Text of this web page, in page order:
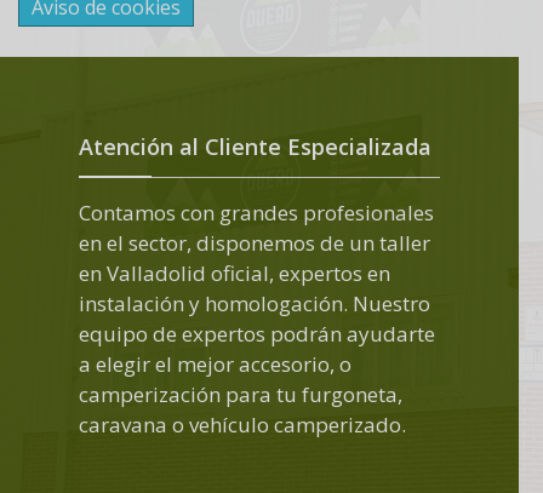
Aviso de cookies
Atención al Cliente Especializada
Contamos con grandes profesionales
en el sector, disponemos de un taller
en Valladolid oficial, expertos en
instalación y homologación. Nuestro
equipo de expertos podrán ayudarte
a elegir el mejor accesorio, o
camperización para tu furgoneta,
caravana o vehículo camperizado.